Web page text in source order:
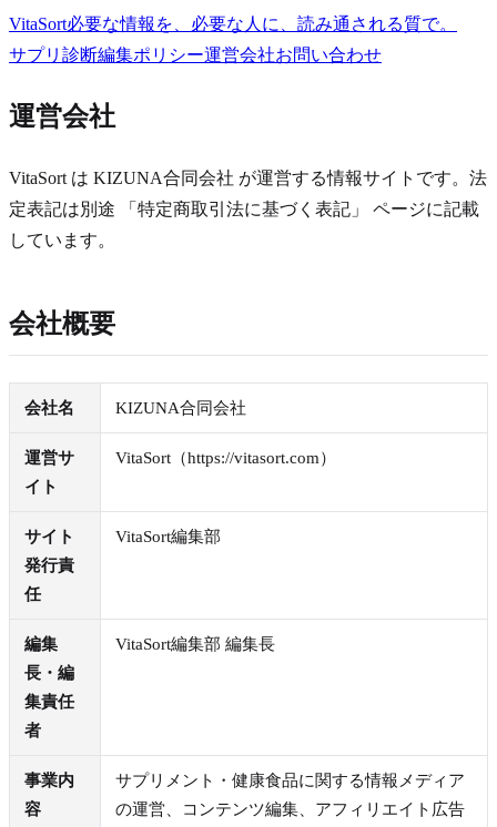
VitaSort必要な情報を、必要な人に、読み通される質で。
サプリ診断編集ポリシー運営会社お問い合わせ
運営会社
VitaSort は KIZUNA合同会社 が運営する情報サイトです。法
定表記は別途 「特定商取引法に基づく表記」 ページに記載
しています。
会社概要
会社名 KIZUNA合同会社
運営サ
イト
VitaSort（https://vitasort.com）
サイト
発行責
任
VitaSort編集部
編集
長・編
集責任
者
VitaSort編集部 編集長
事業内
容
サプリメント・健康食品に関する情報メディア
の運営、コンテンツ編集、アフィリエイト広告